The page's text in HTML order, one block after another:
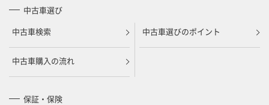
中古車選び
中古車検索
中古車選びのポイント
中古車購入の流れ
保証・保険